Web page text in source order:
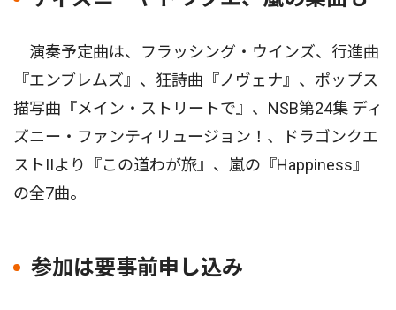
演奏予定曲は、フラッシング・ウインズ、行進曲
『エンブレムズ』、狂詩曲『ノヴェナ』、ポップス
描写曲『メイン・ストリートで』、NSB第24集 ディ
ズニー・ファンティリュージョン！、ドラゴンクエ
ストIIより『この道わが旅』、嵐の『Happiness』
の全7曲。
参加は要事前申し込み